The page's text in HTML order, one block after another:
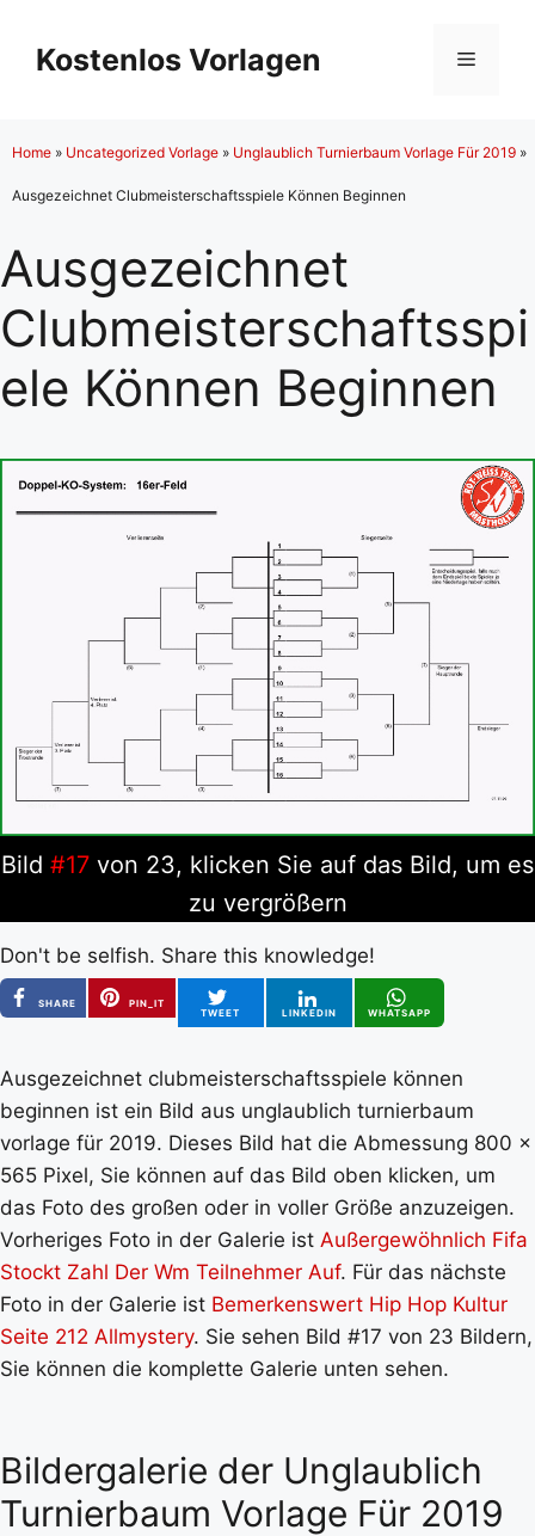
Inhalt
springen
Kostenlos Vorlagen Menü
Home » Uncategorized Vorlage » Unglaublich Turnierbaum Vorlage Für 2019 »
Ausgezeichnet Clubmeisterschaftsspiele Können Beginnen
Ausgezeichnet
Clubmeisterschaftsspi
ele Können Beginnen
Bild #17 von 23, klicken Sie auf das Bild, um es
zu vergrößern
Don't be selfish. Share this knowledge!
SHARE
PIN_IT
TWEET
LINKEDIN WHATSAPP
Ausgezeichnet clubmeisterschaftsspiele können
beginnen ist ein Bild aus unglaublich turnierbaum
vorlage für 2019. Dieses Bild hat die Abmessung 800 x
565 Pixel, Sie können auf das Bild oben klicken, um
das Foto des großen oder in voller Größe anzuzeigen.
Vorheriges Foto in der Galerie ist Außergewöhnlich Fifa
Stockt Zahl Der Wm Teilnehmer Auf. Für das nächste
Foto in der Galerie ist Bemerkenswert Hip Hop Kultur
Seite 212 Allmystery. Sie sehen Bild #17 von 23 Bildern,
Sie können die komplette Galerie unten sehen.
Bildergalerie der Unglaublich
Turnierbaum Vorlage Für 2019